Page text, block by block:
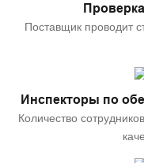
Поставщик проводит
Инспекторы по
Количество